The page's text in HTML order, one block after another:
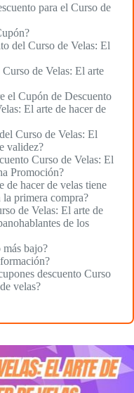
para el Curso de
del Curso de Velas: El
de Velas: El arte
el Cupón de Descuento
El arte de hacer de
Curso de Velas: El
validez?
Curso de Velas: El
Promoción?
de hacer de velas tiene
la primera compra?
de Velas: El arte de
de los
bajo?
descuento Curso
velas?